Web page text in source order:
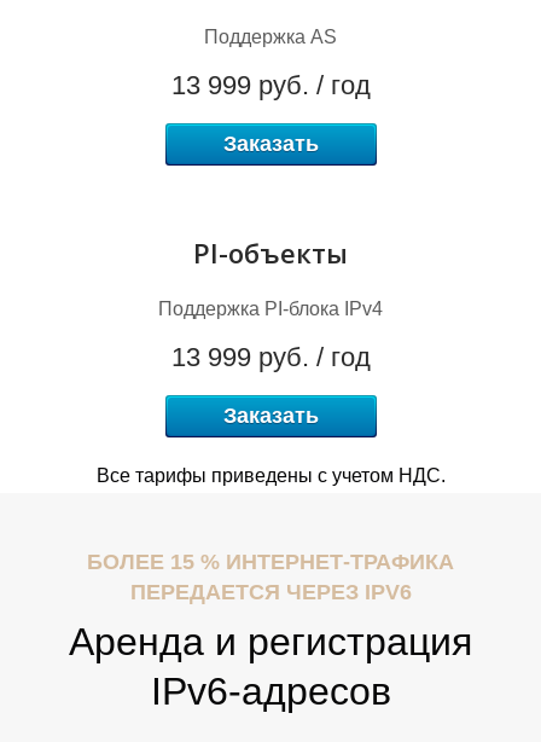
R
Поддержка AS
13 999 руб. / год
Заказать
PI-объекты
Поддержка PI-блока IPv4
13 999 руб. / год
Заказать
Все тарифы приведены с учетом НДС.
БОЛЕЕ 15 % ИНТЕРНЕТ-ТРАФИКА
ПЕРЕДАЕТСЯ ЧЕРЕЗ IPV6
Аренда и регистрация
IPv6-адресов